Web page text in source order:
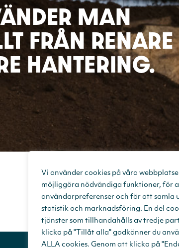
Vi använder cookies på våra
möjliggöra nödvändiga funktioner, för
användarpreferenser och för att samla
statistik och marknadsföring. En del
tjänster som tillhandahålls av tredje
klicka på "Tillåt alla" godkänner du
ALLA cookies. Genom att klicka på
MAN
FRÅN RENARE
HANTERING.